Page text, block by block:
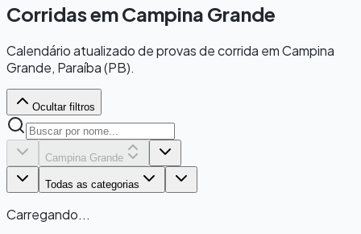
Corridas em Campina Grande
Calendário atualizado de provas de corrida em Campina
Grande, Paraíba (PB).
Ocultar filtros
Campina Grande
Todas as categorias
Carregando...